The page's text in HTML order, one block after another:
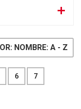
6 7
NOMBRE: A - Z